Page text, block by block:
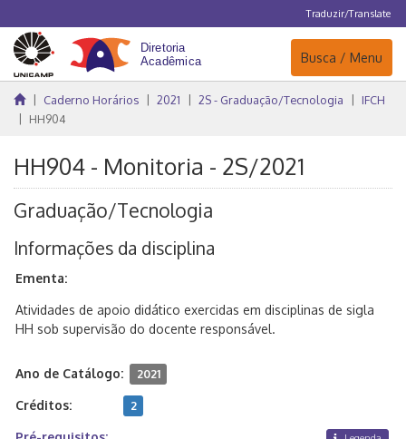
Traduzir/Translate
Navegação
Busca / Menu
Caderno Horários 2021 2S - Graduação/Tecnologia
IFCH
HH904
HH904 - Monitoria - 2S/2021
Graduação/Tecnologia
Informações da disciplina
Ementa:
Atividades de apoio didático exercidas em disciplinas de sigla
HH sob supervisão do docente responsável.
Ano de Catálogo: 2021
Créditos: 2